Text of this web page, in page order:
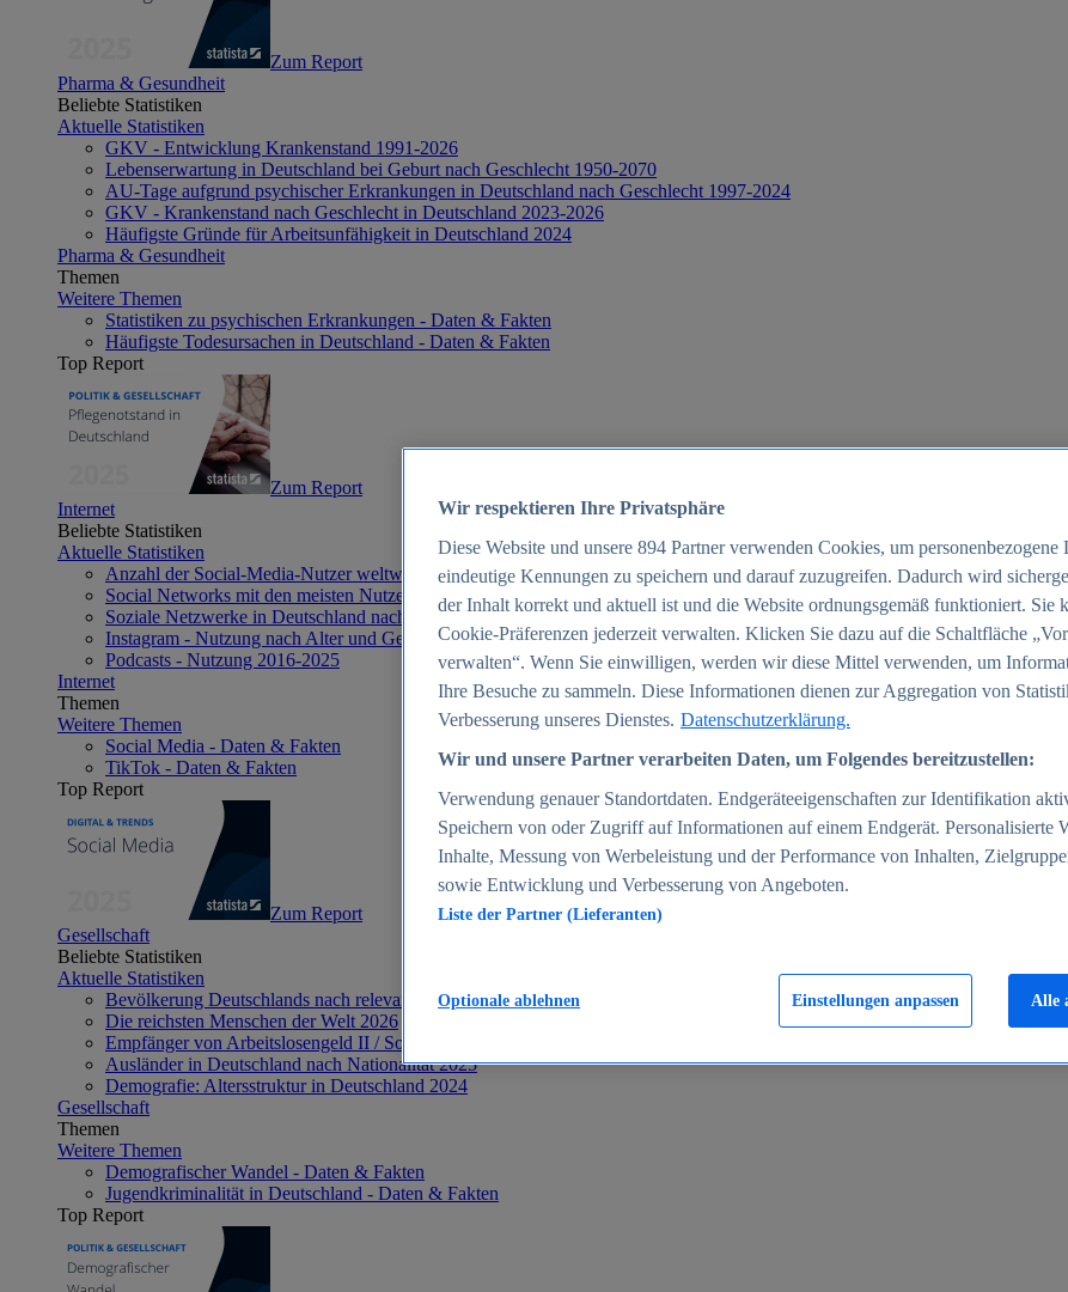
Zum Report
Pharma & Gesundheit
Beliebte Statistiken
Aktuelle Statistiken
GKV - Entwicklung Krankenstand 1991-2026
Lebenserwartung in Deutschland bei Geburt nach Geschlecht 1950-2070
AU-Tage aufgrund psychischer Erkrankungen in Deutschland nach Geschlecht 1997-2024
GKV - Krankenstand nach Geschlecht in Deutschland 2023-2026
Häufigste Gründe für Arbeitsunfähigkeit in Deutschland 2024
Pharma & Gesundheit
Themen
Weitere Themen
Statistiken zu psychischen Erkrankungen - Daten & Fakten
Häufigste Todesursachen in Deutschland - Daten & Fakten
Top Report
Zum Report
Internet
Beliebte Statistiken
Aktuelle Statistiken
Anzahl der Social-Media-Nutzer weltweit 2012-2025
Social Networks mit den meisten Nutzern weltweit 2025
Soziale Netzwerke in Deutschland nach Generationen 2025
Instagram - Nutzung nach Alter und Geschlecht in Deutschland 2025
Podcasts - Nutzung 2016-2025
Internet
Themen
Weitere Themen
Social Media - Daten & Fakten
TikTok - Daten & Fakten
Top Report
Zum Report
Gesellschaft
Beliebte Statistiken
Aktuelle Statistiken
Bevölkerung Deutschlands nach relevanten Altersgruppen 2024
Die reichsten Menschen der Welt 2026
Empfänger von Arbeitslosengeld II / Sozialgeld / Bürgergeld in Deutschland 2005-2025
Ausländer in Deutschland nach Nationalität 2025
Demografie: Altersstruktur in Deutschland 2024
Gesellschaft
Themen
Weitere Themen
Demografischer Wandel - Daten & Fakten
Jugendkriminalität in Deutschland - Daten & Fakten
Top Report
Wir respektieren Ihre Privatsphäre
Diese Website und unsere 894 Partner verwenden Cookies, um personenbezogene
eindeutige Kennungen zu speichern und darauf zuzugreifen. Dadurch wird
der Inhalt korrekt und aktuell ist und die Website ordnungsgemäß funktioniert. Sie
Cookie-Präferenzen jederzeit verwalten. Klicken Sie dazu auf die Schaltfläche
verwalten“. Wenn Sie einwilligen, werden wir diese Mittel verwenden, um
Ihre Besuche zu sammeln. Diese Informationen dienen zur Aggregation von
Verbesserung unseres Dienstes. Datenschutzerklärung.
Wir und unsere Partner verarbeiten Daten, um Folgendes bereitzustellen:
Verwendung genauer Standortdaten. Endgeräteeigenschaften zur Identifikation
Speichern von oder Zugriff auf Informationen auf einem Endgerät. Personalisierte
Inhalte, Messung von Werbeleistung und der Performance von Inhalten,
sowie Entwicklung und Verbesserung von Angeboten.
Liste der Partner (Lieferanten)
Einstellungen anpassen
Optionale ablehnen Alle